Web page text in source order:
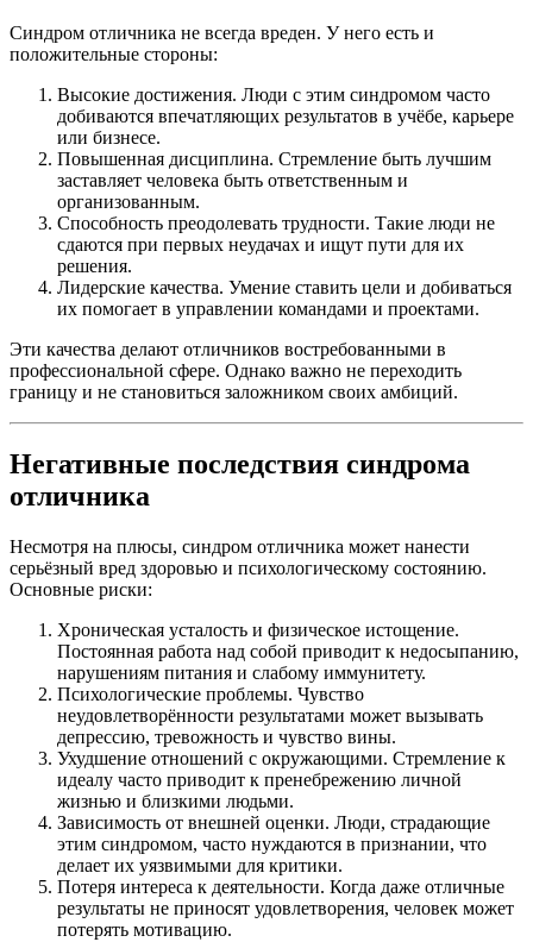
Синдром отличника не всегда вреден. У него есть и
положительные стороны:
Высокие достижения. Люди с этим синдромом часто
добиваются впечатляющих результатов в учёбе, карьере
или бизнесе.
Повышенная дисциплина. Стремление быть лучшим
заставляет человека быть ответственным и
организованным.
Способность преодолевать трудности. Такие люди не
сдаются при первых неудачах и ищут пути для их
решения.
Лидерские качества. Умение ставить цели и добиваться
их помогает в управлении командами и проектами.
Эти качества делают отличников востребованными в
профессиональной сфере. Однако важно не переходить
границу и не становиться заложником своих амбиций.
Негативные последствия синдрома
отличника
Несмотря на плюсы, синдром отличника может нанести
серьёзный вред здоровью и психологическому состоянию.
Основные риски:
Хроническая усталость и физическое истощение.
Постоянная работа над собой приводит к недосыпанию,
нарушениям питания и слабому иммунитету.
Психологические проблемы. Чувство
неудовлетворённости результатами может вызывать
депрессию, тревожность и чувство вины.
Ухудшение отношений с окружающими. Стремление к
идеалу часто приводит к пренебрежению личной
жизнью и близкими людьми.
Зависимость от внешней оценки. Люди, страдающие
этим синдромом, часто нуждаются в признании, что
делает их уязвимыми для критики.
Потеря интереса к деятельности. Когда даже отличные
результаты не приносят удовлетворения, человек может
потерять мотивацию.